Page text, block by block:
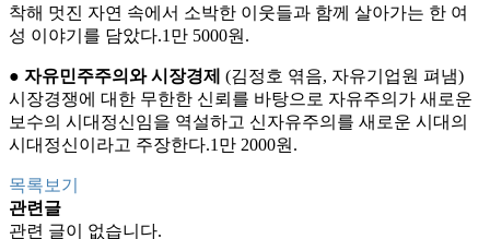
착해 멋진 자연 속에서 소박한 이웃들과 함께 살아가는 한 여
성 이야기를 담았다.1만 5000원.
● 자유민주주의와 시장경제 (김정호 엮음, 자유기업원 펴냄)
시장경쟁에 대한 무한한 신뢰를 바탕으로 자유주의가 새로운
보수의 시대정신임을 역설하고 신자유주의를 새로운 시대의
시대정신이라고 주장한다.1만 2000원.
목록보기
관련글
관련 글이 없습니다.